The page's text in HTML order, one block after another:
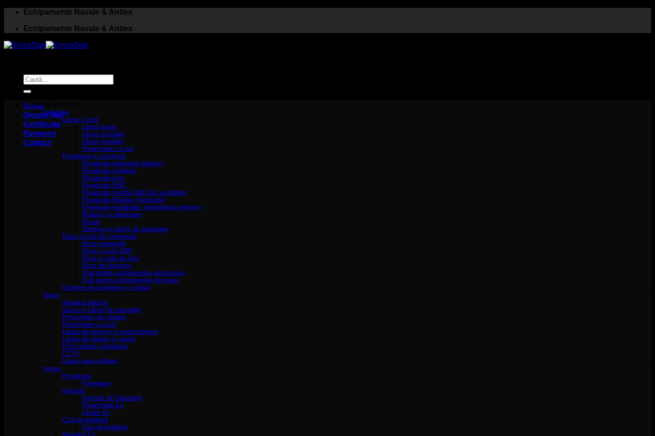
Skip
content
Echipamente Navale & Antiex
Echipamente Navale & Antiex
Caută
după:
Acasă
Despre Noi
Certificate
Parteneri
Contact
Catalog Produse
Industrial
Lămpi cu led
Lămpi liniare
Lămpi circulare
Lămpi stradale
Proiectoare cu led
Presetupe și accesorii
Presetupe poliamida (plastic)
Presetupe metalice
Presetupe inox
Presetupe EMC
Presetupe VentGLAND (de ventilație)
Presetupe Railway (feroviare)
Presetupe extraplate, temperaturi extreme
Reducții și adaptoare
Dopuri
Garnituri și piulițe de strângere
Doze și cutii de conexiune
Doze poliamidă
Doze și cutii GRP
Doze și cutii de inox
Doze de Aluminiu
Cutii pentru echipamente electronice
Cutii pentru echipamente feroviare
Sisteme de susținere și control
Naval
Aparataj electric
Surse și Lămpi de navigație
Proiectoare de căutare
Proiectoare cu Led
Lămpi de exterior și spatii tehnice
Lămpi de interior și castel
Prize pentru containere
CCTV
Lămpi nave militare
Antiex
Presetupe
Presetupe
Iluminat
Iluminat de Siguranță
Proiectoare Ex
Liniare Ex
Cutii de legătură
Cutii de legătură
Aparataj Ex